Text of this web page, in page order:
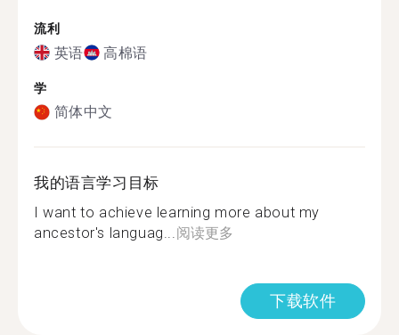
流利
英语 高棉语
学
简体中文
我的语言学习目标
I want to achieve learning more about my
ancestor's languag...阅读更多
下载软件